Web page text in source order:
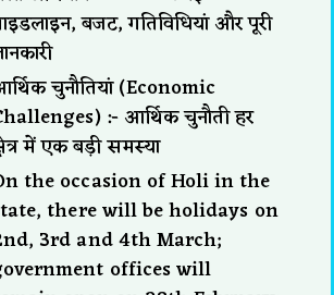
बजट, गतिविधियां और पूरी
चुनौतियां (Economic
:- आर्थिक चुनौती हर
में एक बड़ी समस्या
the occasion of Holi in the
there will be holidays on
3rd and 4th March;
offices will